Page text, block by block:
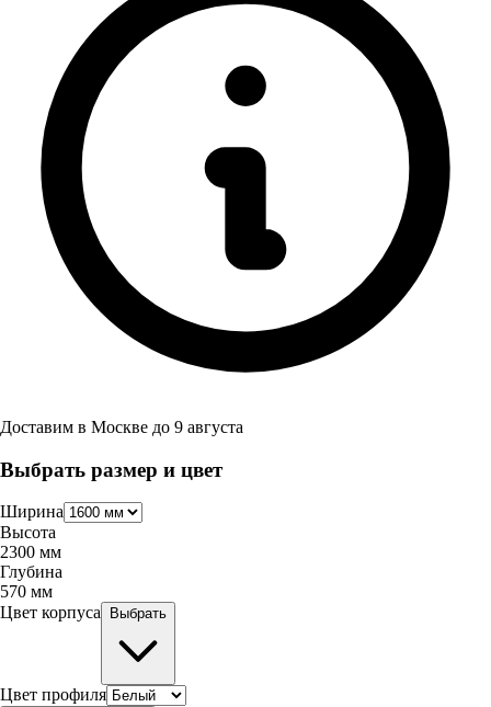
Доставим в Москве до 9 августа
Выбрать размер и цвет
Ширина
Высота
2300 мм
Глубина
570 мм
Цвет корпуса
Выбрать
Цвет профиля